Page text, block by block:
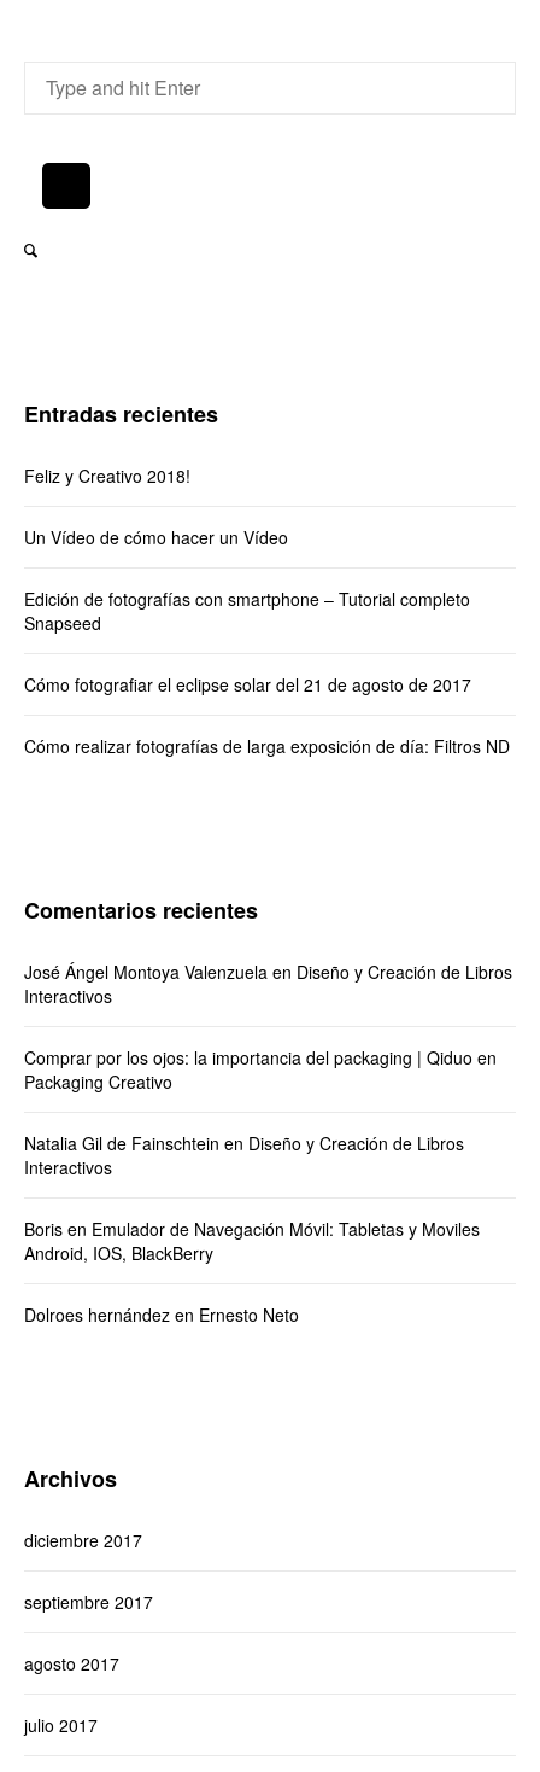
Entradas recientes
Feliz y Creativo 2018!
Un Vídeo de cómo hacer un Vídeo
Edición de fotografías con smartphone – Tutorial completo
Snapseed
Cómo fotografiar el eclipse solar del 21 de agosto de 2017
Cómo realizar fotografías de larga exposición de día: Filtros ND
Comentarios recientes
José Ángel Montoya Valenzuela en Diseño y Creación de Libros
Interactivos
Comprar por los ojos: la importancia del packaging | Qiduo en
Packaging Creativo
Natalia Gil de Fainschtein en Diseño y Creación de Libros
Interactivos
Boris en Emulador de Navegación Móvil: Tabletas y Moviles
Android, IOS, BlackBerry
Dolroes hernández en Ernesto Neto
Archivos
diciembre 2017
septiembre 2017
agosto 2017
julio 2017